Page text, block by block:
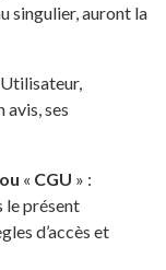
singulier, auront la
ses
ou « CGU » :
le présent
d’accès et